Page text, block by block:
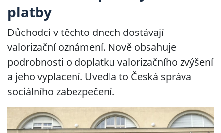
platby
Důchodci v těchto dnech dostávají
valorizační oznámení. Nově obsahuje
podrobnosti o doplatku valorizačního zvýšení
a jeho vyplacení. Uvedla to Česká správa
sociálního zabezpečení.